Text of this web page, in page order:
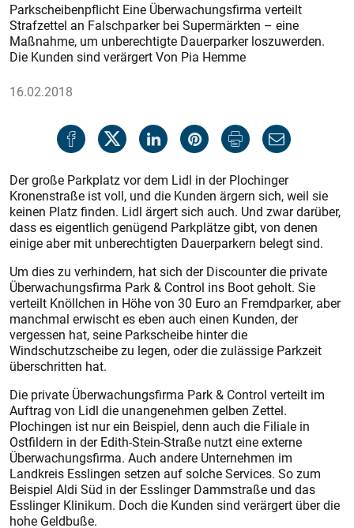
Parkscheibenpflicht Eine Überwachungsfirma verteilt
Strafzettel an Falschparker bei Supermärkten – eine
Maßnahme, um unberechtigte Dauerparker loszuwerden.
Die Kunden sind verärgert Von Pia Hemme
16.02.2018
Der große Parkplatz vor dem Lidl in der Plochinger
Kronenstraße ist voll, und die Kunden ärgern sich, weil sie
keinen Platz finden. Lidl ärgert sich auch. Und zwar darüber,
dass es eigentlich genügend Parkplätze gibt, von denen
einige aber mit unberechtigten Dauerparkern belegt sind.
Um dies zu verhindern, hat sich der Discounter die private
Überwachungsfirma Park & Control ins Boot geholt. Sie
verteilt Knöllchen in Höhe von 30 Euro an Fremdparker, aber
manchmal erwischt es eben auch einen Kunden, der
vergessen hat, seine Parkscheibe hinter die
Windschutzscheibe zu legen, oder die zulässige Parkzeit
überschritten hat.
Die private Überwachungsfirma Park & Control verteilt im
Auftrag von Lidl die unangenehmen gelben Zettel.
Plochingen ist nur ein Beispiel, denn auch die Filiale in
Ostfildern in der Edith-Stein-Straße nutzt eine externe
Überwachungsfirma. Auch andere Unternehmen im
Landkreis Esslingen setzen auf solche Services. So zum
Beispiel Aldi Süd in der Esslinger Dammstraße und das
Esslinger Klinikum. Doch die Kunden sind verärgert über die
hohe Geldbuße.